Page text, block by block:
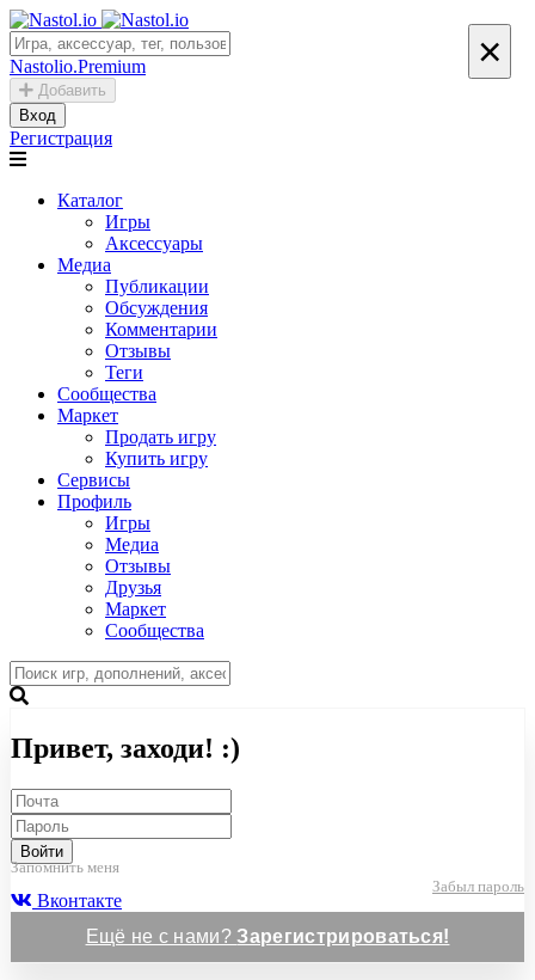
Nastolio.Premium
Добавить
Вход
Регистрация
Каталог
Игры
Аксессуары
Медиа
Публикации
Обсуждения
Комментарии
Отзывы
Теги
Сообщества
Маркет
Продать игру
Купить игру
Сервисы
Профиль
Игры
Медиа
Отзывы
Друзья
Маркет
Сообщества
×
Привет, заходи! :)
Войти
Запомнить меня
Забыл пароль
Вконтакте
Ещё не с нами?Зарегистрироваться!